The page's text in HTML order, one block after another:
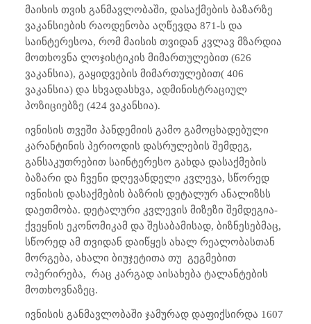
მაისის თვის განმავლობაში, დასაქმების ბაზარზე
ვაკანსიების რაოდენობა აღწევდა 871-ს და
საინტერესოა, რომ მაისის თვიდან კვლავ მზარდია
მოთხოვნა ლოჯისტიკის მიმართულებით (626
ვაკანსია), გაყიდვების მიმართულებით( 406
ვაკანსია) და სხვადასხვა, ადმინისტრაციულ
პოზიციებზე (424 ვაკანსია).
ივნისის თვეში პანდემიის გამო გამოცხადებული
კარანტინის პერიოდის დასრულების შემდეგ,
განსაკუთრებით საინტერესო გახდა დასაქმების
ბაზარი და ჩვენი დღევანდელი კვლევა, სწორედ
ივნისის დასაქმების ბაზრის დეტალურ ანალიზსს
დაეთმობა. დეტალური კვლევის მიზეზი შემდეგია-
ქვეყნის ეკონომიკამ და შესაბამისად, ბიზნესებმაც,
სწორედ ამ თვიდან დაიწყეს ახალ რეალობასთან
მორგება, ახალი ბიუჯეტითა თუ გეგმებით
ოპერირება, რაც კარგად აისახება ტალანტების
მოთხოვნაზეც.
ივნისის განმავლობაში ჯამურად დაფიქსირდა 1607